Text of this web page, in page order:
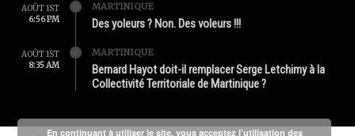
AOÛT 1ST
6:56 PM
MARTINIQUE
Des yoleurs ? Non. Des voleurs !!!
AOÛT 1ST
8:35 AM
MARTINIQUE
Bernard Hayot doit-il remplacer Serge Letchimy à la
Collectivité Territoriale de Martinique ?
En continuant à utiliser le site, vous acceptez l’utilisation des